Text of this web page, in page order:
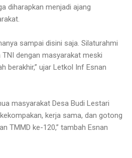
diharapkan menjadi ajang
sampai disini saja. Silaturahmi
dengan masyarakat meski
berakhir,” ujar Letkol Inf Esnan
masyarakat Desa Budi Lestari
kerja sama, dan gotong
TMMD ke-120,” tambah Esnan